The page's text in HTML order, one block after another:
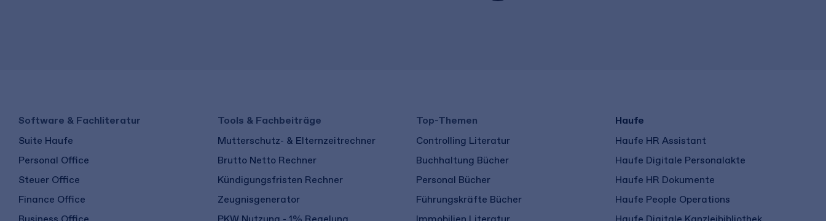
Software & Fachliteratur
Suite Haufe
Personal Office
Steuer Office
Finance Office
Tools & Fachbeiträge
Mutterschutz- & Elternzeitrechner
Brutto Netto Rechner
Kündigungsfristen Rechner
Zeugnisgenerator
Top-Themen
Controlling Literatur
Buchhaltung Bücher
Personal Bücher
Führungskräfte Bücher
Haufe
Haufe HR Assistant
Haufe Digitale Personalakte
Haufe HR Dokumente
Haufe People Operations